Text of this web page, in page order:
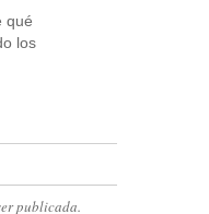
qué
los
publicada.